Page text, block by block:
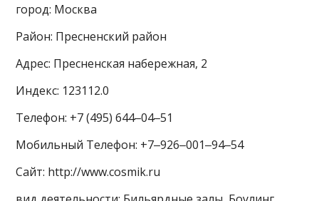
город: Москва
Район: Пресненский район
Адрес: Пресненская набережная, 2
Индекс: 123112.0
Телефон: +7 (495) 644‒04‒51
Мобильный Телефон: +7‒926‒001‒94‒54
Сайт: http://www.cosmik.ru